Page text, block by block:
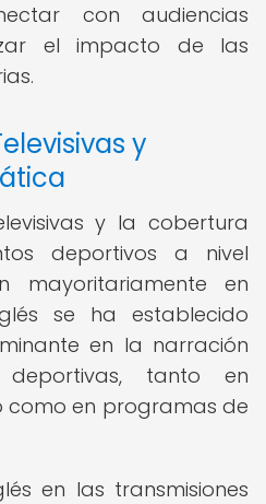
con audiencias
el impacto de las
y
y la cobertura
deportivos a nivel
mayoritariamente en
se ha establecido
en la narración
tanto en
como en programas de
en las transmisiones